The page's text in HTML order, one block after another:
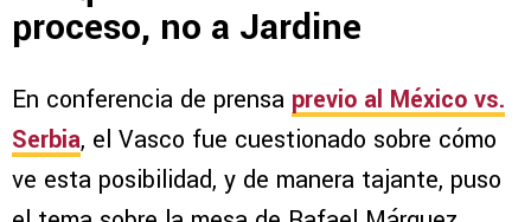
proceso, no a Jardine
En conferencia de prensa previo al México vs.
Serbia, el Vasco fue cuestionado sobre cómo
ve esta posibilidad, y de manera tajante, puso